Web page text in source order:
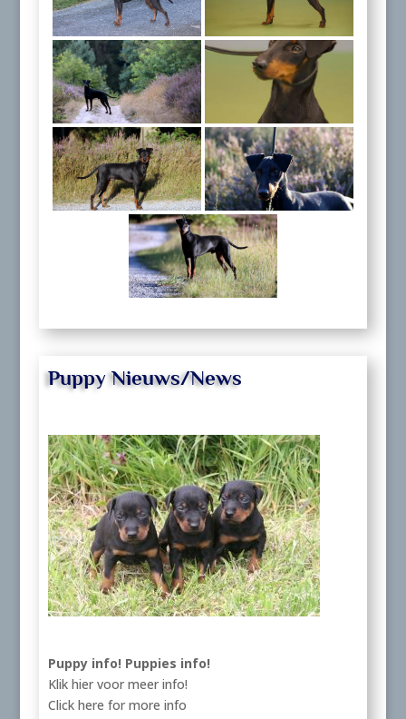
Puppy Nieuws/News
Puppy info! Puppies info!
Klik hier voor meer info!
Click here for more info